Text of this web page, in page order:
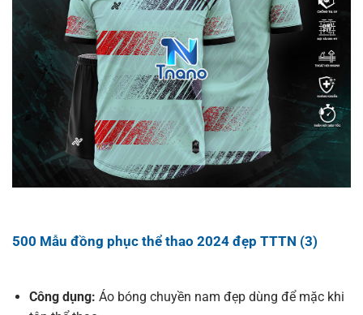
500 Mẫu đồng phục thể thao 2024 đẹp TTTN (3)
Công dụng: Áo bóng chuyền nam đẹp dùng để mặc khi